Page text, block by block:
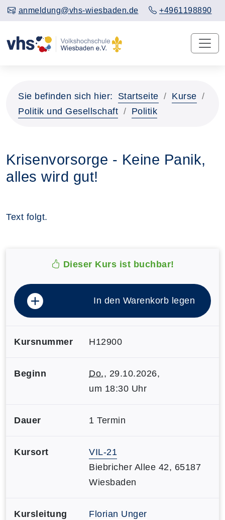
anmeldung@vhs-wiesbaden.de +4961198890
Sie befinden sich hier: Startseite
Kurse
Politik und Gesellschaft
Politik
Krisenvorsorge - Keine Panik,
alles wird gut!
Text folgt.
Dieser Kurs ist buchbar!
In den Warenkorb legen
Kursnummer H12900
Beginn Do., 29.10.2026,
um 18:30 Uhr
Dauer 1 Termin
Kursort
VIL-21
Biebricher Allee 42, 65187
Wiesbaden
Kursleitung Florian Unger